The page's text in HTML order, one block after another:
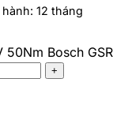
hành: 12 tháng
Bosch GSR